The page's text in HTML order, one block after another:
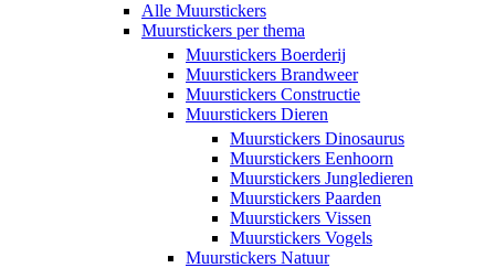
Alle Muurstickers
Muurstickers per thema
Muurstickers Boerderij
Muurstickers Brandweer
Muurstickers Constructie
Muurstickers Dieren
Muurstickers Dinosaurus
Muurstickers Eenhoorn
Muurstickers Jungledieren
Muurstickers Paarden
Muurstickers Vissen
Muurstickers Vogels
Muurstickers Natuur